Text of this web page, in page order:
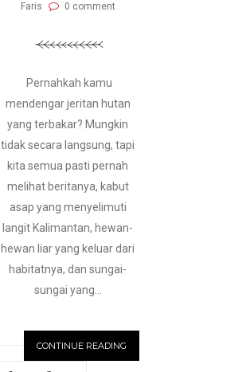
Faris
0 comment
Pernahkah kamu
mendengar jeritan hutan
yang terbakar? Mungkin
tidak secara langsung, tapi
kita semua pasti pernah
melihat beritanya, kabut
asap yang menyelimuti
langit Kalimantan, hewan-
hewan liar yang keluar dari
habitatnya, dan sungai-
sungai yang...
CONTINUE READING